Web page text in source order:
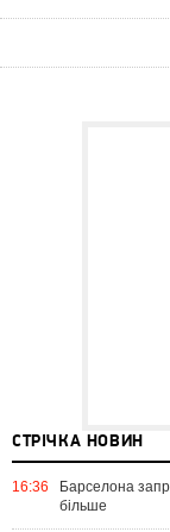
СТРІЧКА НОВИН
16:36
Барселона
більше